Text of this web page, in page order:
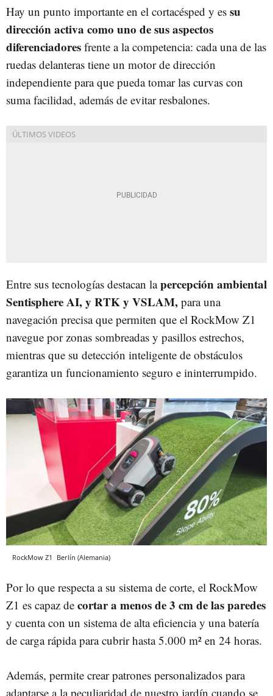
Hay un punto importante en el cortacésped y es su
dirección activa como uno de sus aspectos
diferenciadores frente a la competencia: cada una de las
ruedas delanteras tiene un motor de dirección
independiente para que pueda tomar las curvas con
suma facilidad, además de evitar resbalones.
Entre sus tecnologías destacan lapercepción ambiental
Sentisphere AI, y RTK y VSLAM, para una
navegación precisa que permiten que el RockMow Z1
navegue por zonas sombreadas y pasillos estrechos,
mientras que su detección inteligente de obstáculos
garantiza un funcionamiento seguro e ininterrumpido.
RockMow Z1 Berlín (Alemania)
Por lo que respecta a su sistema de corte, el RockMow
Z1 es capaz de cortar a menos de 3 cm de las paredes
y cuenta con un sistema de alta eficiencia y una batería
de carga rápida para cubrir hasta 5.000 m² en 24 horas.
Además, permite crear patrones personalizados para
adaptarse a la peculiaridad de nuestro jardín cuando se